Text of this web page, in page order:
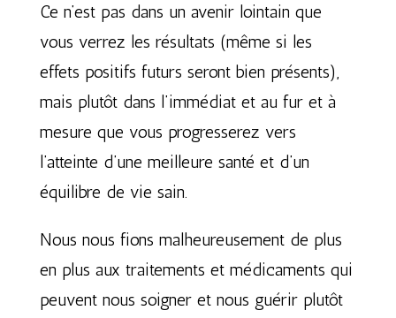
Ce n’est pas dans un avenir lointain que
vous verrez les résultats (même si les
effets positifs futurs seront bien présents),
mais plutôt dans l’immédiat et au fur et à
mesure que vous progresserez vers
l’atteinte d’une meilleure santé et d’un
équilibre de vie sain.
Nous nous fions malheureusement de plus
en plus aux traitements et médicaments qui
peuvent nous soigner et nous guérir plutôt